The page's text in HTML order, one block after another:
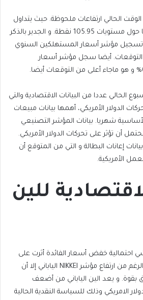
الحالي ارتفاعات ملحوظة. حيث يتداول
مؤشر الدولار الأمريكي حاليا حول مستويات 105.95 نقطة. و الجدير بالذكر
تسجيل مؤشر أسعار المستهلكين السنوي
التوقعات. أيضا سجل مؤشر أسعار
الحالي عددا من البيانات الاقتصادية والتي
الدولار الأمريكي، أهمها بيانات مبيعات
شهريا. بيانات المؤشر التصنيعي
أن تؤثر على تحركات الدولار الأمريكي.
إعانات البطالة و التي من المتوقع أن
الأمريكية.
للين
احتمالية خفض أسعار الفائدة أثرت على
اسعار الين الياباني. فعلى الرغم من ارتفاع مؤشر NIKKEI الياباني إلا أن
بقوة. و يعد الين الياباني من أضعف
الامريكي وذلك للسياسة النقدية الحالية